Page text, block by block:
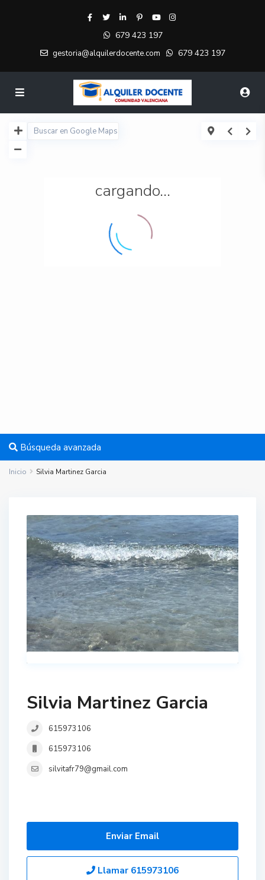
679 423 197
gestoria@alquilerdocente.com 679 423 197
cargando...
Búsqueda avanzada
Inicio Silvia Martinez Garcia
Silvia Martinez Garcia
615973106
615973106
silvitafr79@gmail.com
Enviar Email
Llamar 615973106